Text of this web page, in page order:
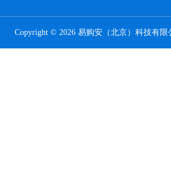
Copyright © 2026 易购安（北京）科技有